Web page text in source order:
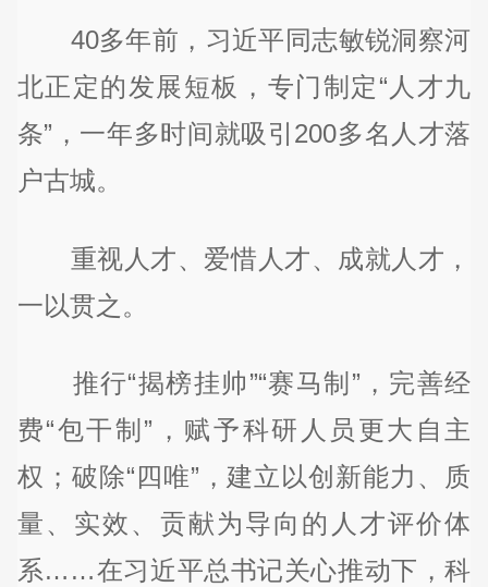
40多年前，习近平同志敏锐洞察河
北正定的发展短板，专门制定“人才九
条”，一年多时间就吸引200多名人才落
户古城。
重视人才、爱惜人才、成就人才，
一以贯之。
推行“揭榜挂帅”“赛马制”，完善经
费“包干制”，赋予科研人员更大自主
权；破除“四唯”，建立以创新能力、质
量、实效、贡献为导向的人才评价体
系……在习近平总书记关心推动下，科